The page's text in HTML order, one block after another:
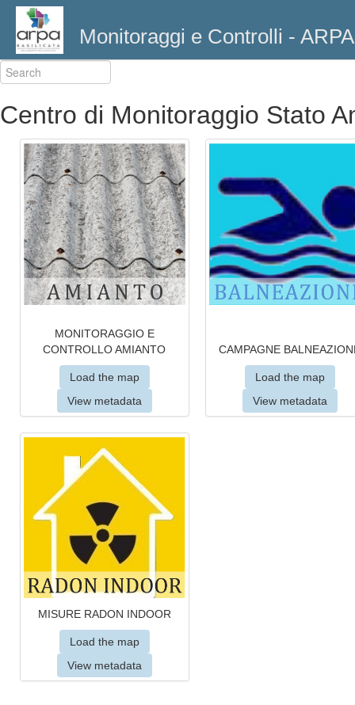
Monitoraggi e Controlli -
Centro di Monitoraggio Stato
MONITORAGGIO E
CONTROLLO AMIANTO
Load the map
View metadata
CAMPAGNE
Load the map
View metadata
MISURE RADON INDOOR
Load the map
View metadata